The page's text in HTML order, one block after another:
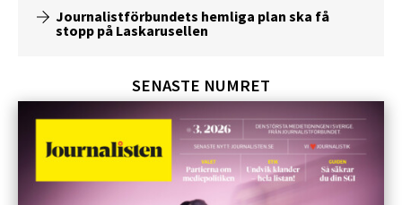
Journalistförbundets hemliga plan ska få
stopp på Laskarusellen
SENASTE NUMRET